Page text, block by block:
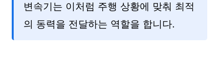
변속기는 이처럼 주행 상황에 맞춰 최적
의 동력을 전달하는 역할을 합니다.